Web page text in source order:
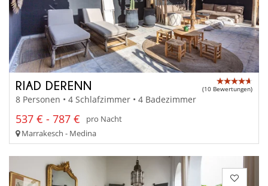
RIAD DERENN (10 Bewertungen)
8 Personen • 4 Schlafzimmer • 4 Badezimmer
537 € - 787 €
pro Nacht
Marrakesch - Medina